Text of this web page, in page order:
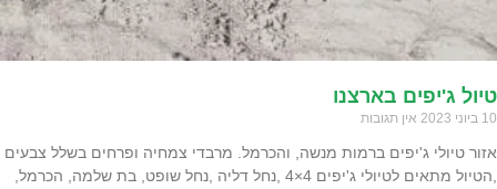
טיול ג'יפים בארצנו
10 ביוני 2023 אין תגובות
אזור טיולי ג'יפים ברמות מנשה, והכרמל. מרבדי צמחיה ופרחים בשלל צבעים
,הטיול מתאים לטיולי ג'יפים 4×4 ,נחל דליה ,נחל שופט, בת שלמה, הכרמל,